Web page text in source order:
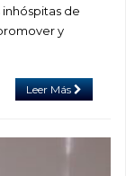
de
y
Leer Más